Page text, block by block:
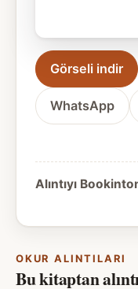
Görseli indir
WhatsApp
Alıntıyı
OKUR ALINTILARI
Bu kitaptan